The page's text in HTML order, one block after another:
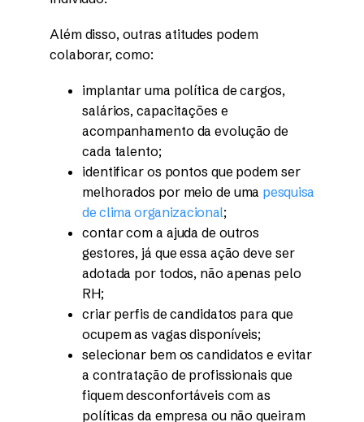
Além disso, outras atitudes podem
colaborar, como:
implantar uma política de cargos,
salários, capacitações e
acompanhamento da evolução de
cada talento;
identificar os pontos que podem ser
melhorados por meio de uma pesquisa
de clima organizacional;
contar com a ajuda de outros
gestores, já que essa ação deve ser
adotada por todos, não apenas pelo
RH;
criar perfis de candidatos para que
ocupem as vagas disponíveis;
selecionar bem os candidatos e evitar
a contratação de profissionais que
fiquem desconfortáveis com as
políticas da empresa ou não queiram